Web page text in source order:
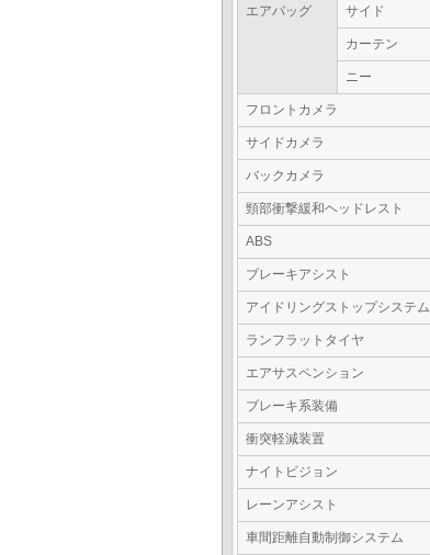
エアバッグ サイド
カーテン
ニー
フロントカメラ
サイドカメラ
バックカメラ
頸部衝撃緩和ヘッドレスト
ABS
ブレーキアシスト
アイドリングストップシステム
ランフラットタイヤ
エアサスペンション
ブレーキ系装備
衝突軽減装置
ナイトビジョン
レーンアシスト
車間距離自動制御システム